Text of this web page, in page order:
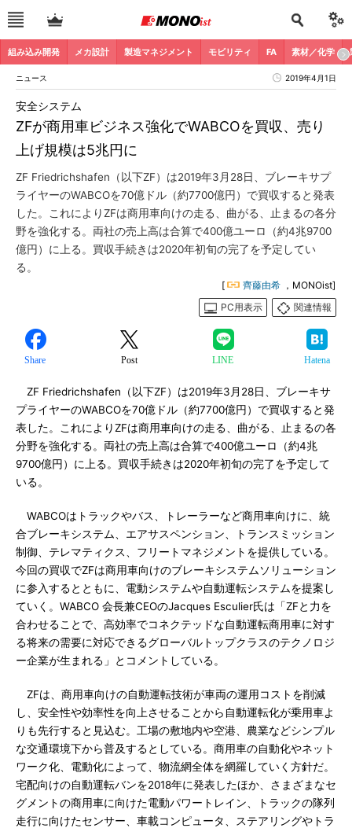
組み込み開発 メカ設計 製造マネジメント モビリティ FA 素材／化学
ニュース 2019年4月1日
ZFが商用車ビジネス強化でWABCOを買収、売り
上げ規模は5兆円に
安全システム
ZF Friedrichshafen（以下ZF）は2019年3月28日、ブレーキサプ
ライヤーのWABCOを70億ドル（約7700億円）で買収すると発表
した。これによりZFは商用車向けの走る、曲がる、止まるの各分
野を強化する。両社の売上高は合算で400億ユーロ（約4兆9700
億円）に上る。買収手続きは2020年初旬の完了を予定してい
る。
[ 齊藤由希 ，MONOist]
PC用表示
関連情報
Share Post LINE Hatena
ZF Friedrichshafen（以下ZF）は2019年3月28日、ブレーキサ
プライヤーのWABCOを70億ドル（約7700億円）で買収すると発
表した。これによりZFは商用車向けの走る、曲がる、止まるの各
分野を強化する。両社の売上高は合算で400億ユーロ（約4兆
9700億円）に上る。買収手続きは2020年初旬の完了を予定して
いる。
WABCOはトラックやバス、トレーラーなど商用車向けに、統
合ブレーキシステム、エアサスペンション、トランスミッション
制御、テレマティクス、フリートマネジメントを提供している。
今回の買収でZFは商用車向けのブレーキシステムソリューション
に参入するとともに、電動システムや自動運転システムを提案し
ていく。WABCO 会長兼CEOのJacques Esculier氏は「ZFと力を
合わせることで、高効率でコネクテッドな自動運転商用車に対す
る将来の需要に対応できるグローバルトップクラスのテクノロジ
ー企業が生まれる」とコメントしている。
ZFは、商用車向けの自動運転技術が車両の運用コストを削減
し、安全性や効率性を向上させることから自動運転化が乗用車よ
りも先行すると見込む。工場の敷地内や空港、農業などシンプル
な交通環境下から普及するとしている。商用車の自動化やネット
ワーク化、電動化によって、物流網全体を網羅していく方針だ。
宅配向けの自動運転バンを2018年に発表したほか、さまざまなセ
グメントの商用車に向けた電動パワートレイン、トラックの隊列
走行に向けたセンサー、車載コンピュータ、ステアリングやトラ